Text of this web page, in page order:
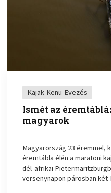
Kajak-Kenu-Evezés
Ismét az
magyarok
Magyarország 23 éremmel,
éremtábla élén a maratoni
dél-afrikai
versenynapon párosban